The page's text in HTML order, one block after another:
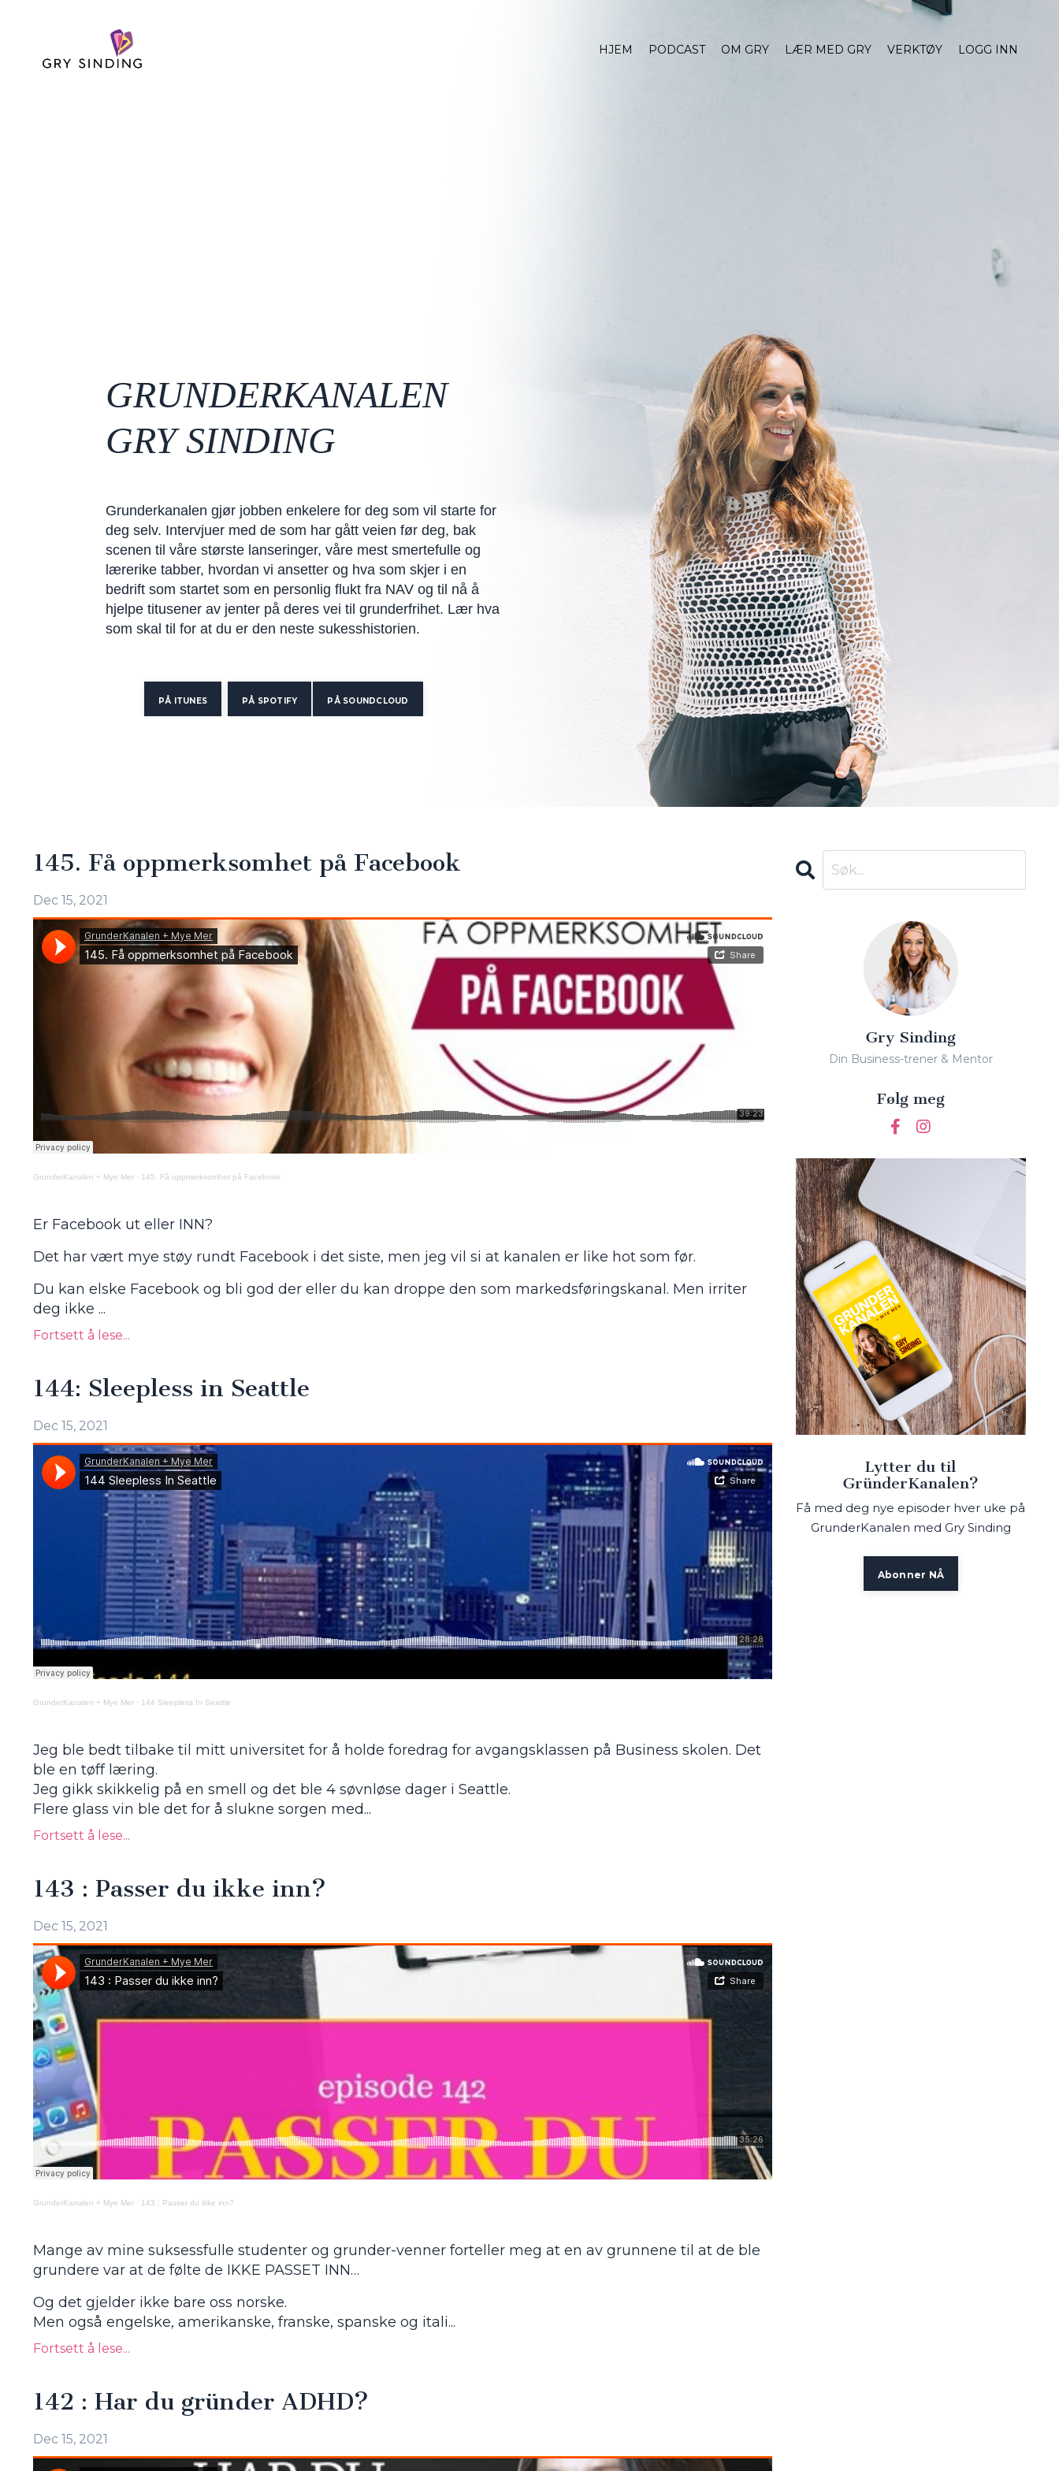
HJEM PODCAST OM GRY LÆR MED GRY VERKTØY LOGG INN
GRUNDERKANALEN
GRY SINDING
Grunderkanalen gjør jobben enkelere for deg som vil starte for
deg selv. Intervjuer med de som har gått veien før deg, bak
scenen til våre største lanseringer, våre mest smertefulle og
lærerike tabber, hvordan vi ansetter og hva som skjer i en
bedrift som startet som en personlig flukt fra NAV og til nå å
hjelpe titusener av jenter på deres vei til grunderfrihet. Lær hva
som skal til for at du er den neste sukesshistorien.
PÅ ITUNES PÅ SPOTIFY PÅ SOUNDCLOUD
145. Få oppmerksomhet på Facebook
Dec 15, 2021
GrunderKanalen + Mye Mer · 145. Få oppmerksomhet på Facebook
Er Facebook ut eller INN?
Det har vært mye støy rundt Facebook i det siste, men jeg vil si at kanalen er like hot som før.
Du kan elske Facebook og bli god der eller du kan droppe den som markedsføringskanal. Men irriter
deg ikke ...
Fortsett å lese...
144: Sleepless in Seattle
Dec 15, 2021
GrunderKanalen + Mye Mer · 144 Sleepless In Seattle
Jeg ble bedt tilbake til mitt universitet for å holde foredrag for avgangsklassen på Business skolen. Det
ble en tøff læring.
Jeg gikk skikkelig på en smell og det ble 4 søvnløse dager i Seattle.
Flere glass vin ble det for å slukne sorgen med...
Fortsett å lese...
143 : Passer du ikke inn?
Dec 15, 2021
GrunderKanalen + Mye Mer · 143 : Passer du ikke inn?
Mange av mine suksessfulle studenter og grunder-venner forteller meg at en av grunnene til at de ble
grundere var at de følte de IKKE PASSET INN…
Og det gjelder ikke bare oss norske.
Men også engelske, amerikanske, franske, spanske og itali...
Fortsett å lese...
142 : Har du gründer ADHD?
Dec 15, 2021
Gry Sinding
Din Business-trener & Mentor
Følg meg
Lytter du til
GründerKanalen?
Få med deg nye episoder hver uke på
GrunderKanalen med Gry Sinding
Abonner NÅ